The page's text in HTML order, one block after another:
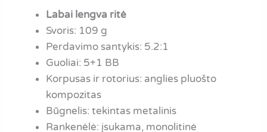
Labai lengva ritė
Svoris: 109 g
Perdavimo santykis: 5.2:1
Guoliai: 5+1 BB
Korpusas ir rotorius: anglies pluošto
kompozitas
Būgnelis: tekintas metalinis
Rankenėlė: įsukama, monolitinė